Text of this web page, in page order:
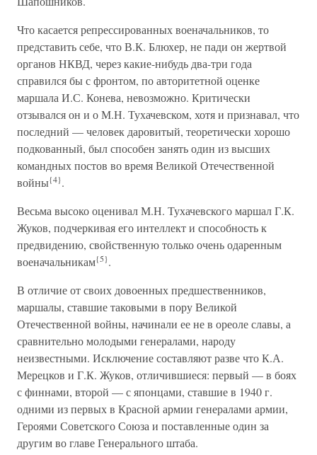
Что касается репрессированных военачальников, то
представить себе, что В.К. Блюхер, не пади он жертвой
органов НКВД, через какие-нибудь два-три года
справился бы с фронтом, по авторитетной оценке
маршала И.С. Конева, невозможно. Критически
отзывался он и о М.Н. Тухачевском, хотя и признавал, что
последний — человек даровитый, теоретически хорошо
подкованный, был способен занять один из высших
командных постов во время Великой Отечественной
войны{4}.
Весьма высоко оценивал М.Н. Тухачевского маршал Г.К.
Жуков, подчеркивая его интеллект и способность к
предвидению, свойственную только очень одаренным
военачальникам{5}.
В отличие от своих довоенных предшественников,
маршалы, ставшие таковыми в пору Великой
Отечественной войны, начинали ее не в ореоле славы, а
сравнительно молодыми генералами, народу
неизвестными. Исключение составляют разве что К.А.
Мерецков и Г.К. Жуков, отличившиеся: первый — в боях
с финнами, второй — с японцами, ставшие в 1940 г.
одними из первых в Красной армии генералами армии,
Героями Советского Союза и поставленные один за
другим во главе Генерального штаба.